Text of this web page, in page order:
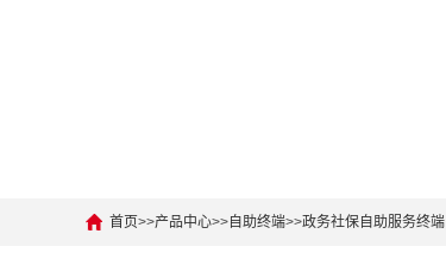
首页>>产品中心>>自助终端>>政务社保自助服务终端